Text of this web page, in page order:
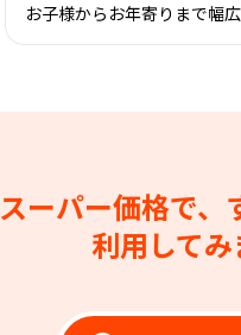
お子様からお年寄りまで幅
スーパー価格で、
利用してみ